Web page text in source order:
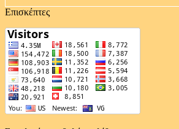
Επισκέπτες